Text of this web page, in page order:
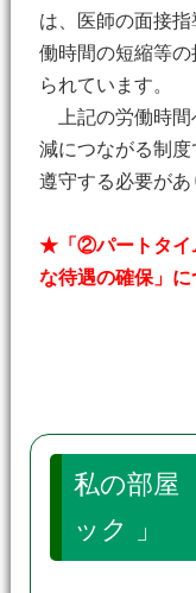
は、医師の面接
働時間の短縮等
られています。
上記の労働時間
減につながる制
遵守する必要があ
★「②パートタイ
な待遇の確保」に
私の部
ック 」